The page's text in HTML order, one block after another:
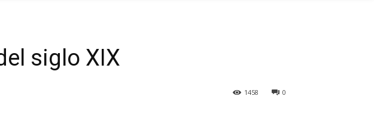
siglo XIX
0
1458